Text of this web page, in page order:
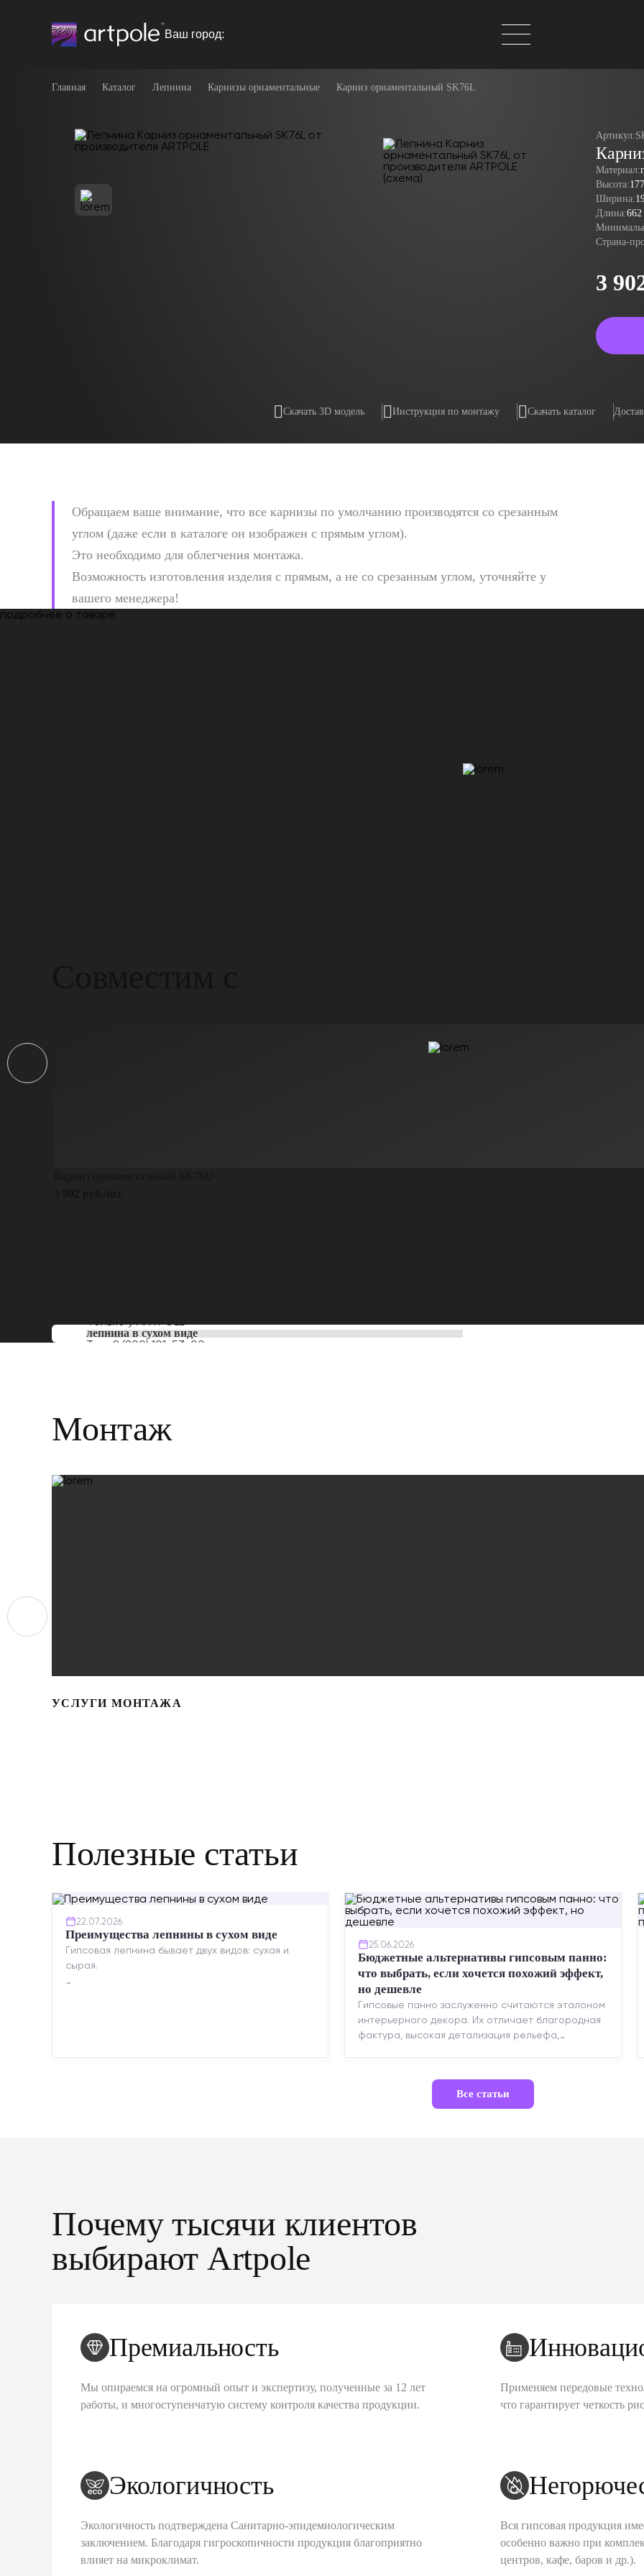
Ваш город:
Главная Каталог Лепнина Карнизы орнаментальные Карниз орнаментальный SK76L
Артикул:
Материал:
Высота:
Ширина:
Длина:
Страна-
3
Скачать 3D модель Инструкция по монтажу Скачать каталог
Обращаем ваше внимание, что все карнизы по умолчанию производятся со срезанным
углом (даже если в каталоге он изображен с прямым углом).
Это необходимо для облегчения монтажа.
Возможность изготовления изделия с прямым, а не со срезанным углом, уточняйте у
вашего менеджера!
подробнее о товаре
Только уARTPOLE
лепнина в сухом виде
Тел: 8 (800) 101-53-00
Монтаж
УСЛУГИ МОНТАЖА
Полезные статьи
22.07.2026
Преимущества лепнины в сухом виде
Гипсовая лепнина бывает двух видов: сухая и
сырая.
25.06.2026
Бюджетные альтернативы гипсовым панно:
что выбрать, если хочется похожий эффект,
но дешевле
Гипсовые панно заслуженно считаются эталоном
интерьерного декора. Их отличает благородная
фактура, высокая детализация рельефа,
Все статьи
Почему тысячи клиентов
выбирают Artpole
Премиальность
Мы опираемся на огромный опыт и экспертизу, полученные за 12 лет
работы, и многоступенчатую систему контроля качества продукции.
Применяем передовые
что гарантирует четкость
Экологичность
Экологичность подтверждена Санитарно-эпидемиологическим
заключением. Благодаря гигроскопичности продукция благоприятно
влияет на микроклимат.
Вся гипсовая продукция
особенно важно при
центров, кафе, баров и др.).